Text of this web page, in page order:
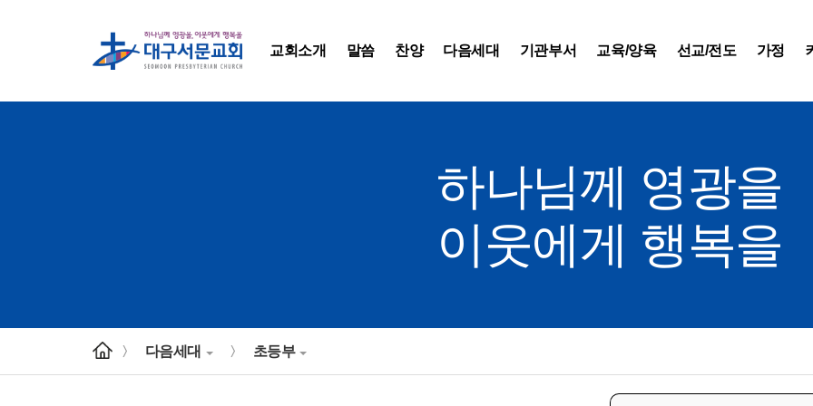
교회소개 말씀 찬양 다음세대 기관부서 교육/양육 선교/전도 가정
하나님께 영광을
이웃에게 행복을
> 다음세대 > 초등부